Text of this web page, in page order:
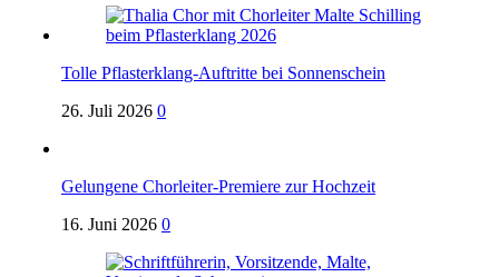
Tolle Pflasterklang-Auftritte bei Sonnenschein
26. Juli 2026 0
Gelungene Chorleiter-Premiere zur Hochzeit
16. Juni 2026 0